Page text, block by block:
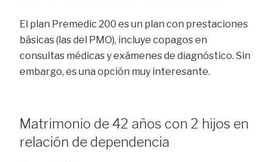
El plan Premedic 200 es un plan con prestaciones
básicas (las del PMO), incluye copagos en
consultas médicas y exámenes de diagnóstico. Sin
embargo, es una opción muy interesante.
Matrimonio de 42 años con 2 hijos en
relación de dependencia